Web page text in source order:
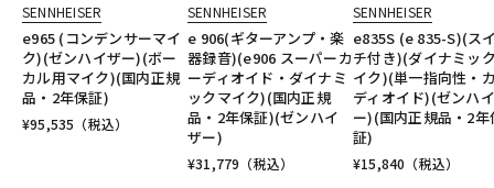
SENNHEISER
e965 (コンデンサーマイ
ク)(ゼンハイザー)(ボー
カル用マイク)(国内正規
品・2年保証)
¥95,535 （税込）
SENNHEISER
e 906(ギターアンプ・楽
器録音)(e906 スーパーカ
ーディオイド・ダイナミ
ックマイク)(国内正規
品・2年保証)(ゼンハイ
ザー)
¥31,779 （税込）
SENNHEISER
e835S (e 835-S)(ス
チ付き)(ダイナミッ
イク)(単一指向性・
ディオイド)(ゼンハ
ー)(国内正規品・2年
証)
¥15,840 （税込）